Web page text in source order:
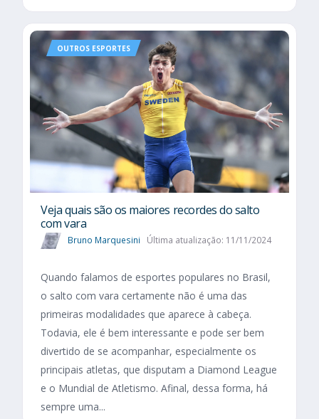
OUTROS ESPORTES
Veja quais são os maiores recordes do salto
com vara
Bruno Marquesini Última atualização: 11/11/2024
Quando falamos de esportes populares no Brasil,
o salto com vara certamente não é uma das
primeiras modalidades que aparece à cabeça.
Todavia, ele é bem interessante e pode ser bem
divertido de se acompanhar, especialmente os
principais atletas, que disputam a Diamond League
e o Mundial de Atletismo. Afinal, dessa forma, há
sempre uma...